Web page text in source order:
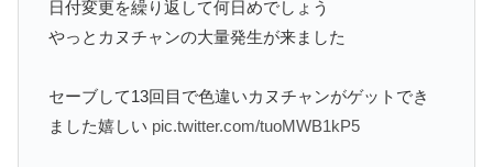
日付変更を繰り返して何日めでしょう
やっとカヌチャンの大量発生が来ました
セーブして13回目で色違いカヌチャンがゲットでき
ました嬉しい pic.twitter.com/tuoMWB1kP5